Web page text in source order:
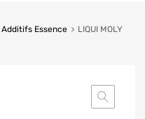
Additifs Essence
LIQUI MOLY